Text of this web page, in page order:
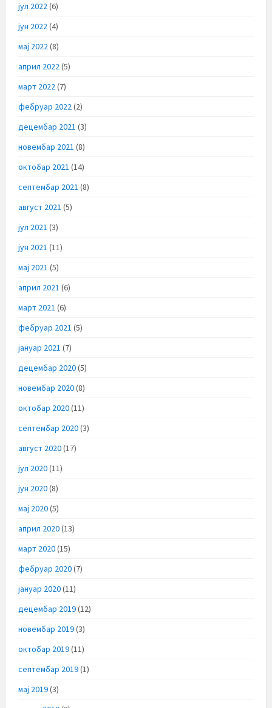
јул 2022(6)
јун 2022(4)
мај 2022(8)
април 2022(5)
март 2022(7)
фебруар 2022(2)
децембар 2021 (3)
новембар 2021 (8)
октобар 2021 (14)
септембар 2021 (8)
август 2021 (5)
јул 2021 (3)
јун 2021 (11)
мај 2021 (5)
април 2021 (6)
март 2021 (6)
фебруар 2021 (5)
јануар 2021 (7)
децембар 2020(5)
новембар 2020(8)
октобар 2020(11)
септембар 2020(3)
август 2020(17)
јул 2020(11)
јун 2020(8)
мај 2020(5)
април 2020(13)
март 2020(15)
фебруар 2020(7)
јануар 2020(11)
децембар 2019(12)
новембар 2019(3)
октобар 2019(11)
септембар 2019(1)
мај 2019(3)